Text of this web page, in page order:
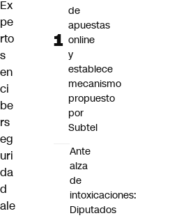
Ex
pe
rto
s
en
ci
be
rs
eg
uri
da
d
ale
de
apuestas
online
y
establece
mecanismo
propuesto
por
Subtel
Ante
alza
de
intoxicaciones:
Diputados